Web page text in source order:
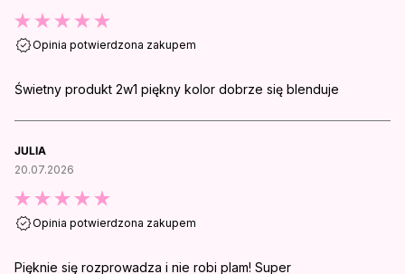
Opinia potwierdzona zakupem
Świetny produkt 2w1 piękny kolor dobrze się blenduje
JULIA
20.07.2026
Opinia potwierdzona zakupem
Pięknie się rozprowadza i nie robi plam! Super